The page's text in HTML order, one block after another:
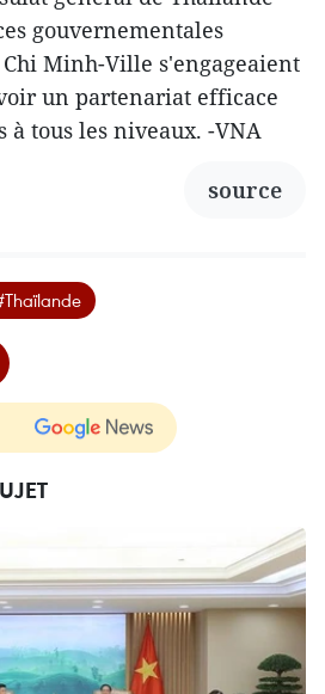
gouvernementales
Minh-Ville s'engageaient
un partenariat efficace
à tous les niveaux. -VNA
source